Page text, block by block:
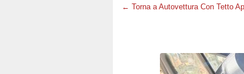
← Torna a Autovettura Con Tetto